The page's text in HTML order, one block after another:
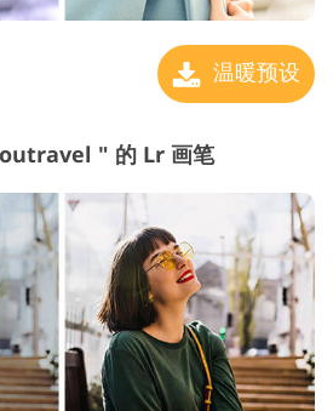
温暖预设
" 的 Lr 画笔